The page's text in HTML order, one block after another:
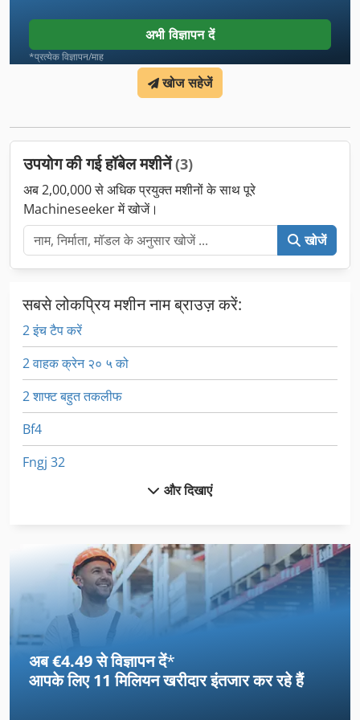
अभी विज्ञापन दें
*प्रत्येक विज्ञापन/माह
खोज सहेजें
उपयोग की गई हॉबेल मशीनें(3)
अब 2,00,000 से अधिक प्रयुक्त मशीनों के साथ पूरे
Machineseeker में खोजें।
खोजें
सबसे लोकप्रिय मशीन नाम ब्राउज़ करें:
2 इंच टैप करें
2 वाहक क्रेन २० ५ को
2 शाफ्ट बहुत तकलीफ
Bf4
Fngj 32
अनुदैर्ध्य और अनुप्रस्थ की कृपा ३०२२
उपकरण और सहायक उपकरण के साथ लकड़ी खराद
उपकरण परिवर्तक के साथ सीएनसी मिलिंग मशीन
एम सी
डबल लहरें
और दिखाएं
अब €4.49 से विज्ञापन दें*
आपके लिए11 मिलियन खरीदारइंतजार कर रहे हैं